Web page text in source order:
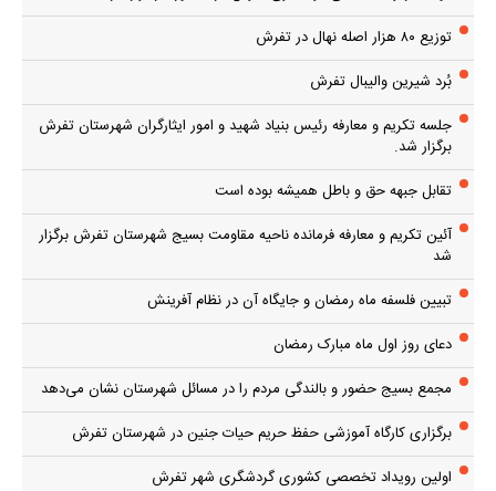
توزیع ۸۰ هزار اصله نهال در تفرش
بُرد شیرین والیبال تفرش
جلسه تکریم و معارفه رئیس بنیاد شهید و امور ایثارگران شهرستان تفرش
برگزار شد.
تقابل جبهه حق و باطل همیشه بوده است
آئین تکریم و معارفه فرمانده ناحیه مقاومت بسیج شهرستان تفرش برگزار
شد
تبیین فلسفه ماه رمضان و جایگاه آن در نظام آفرینش
دعای روز اول ماه مبارک رمضان
مجمع بسیج حضور و بالندگی مردم را در مسائل شهرستان نشان می‌دهد
برگزاری کارگاه آموزشی حفظ حریم حیات جنین در شهرستان تفرش
اولین رویداد تخصصی کشوری گردشگری شهر تفرش